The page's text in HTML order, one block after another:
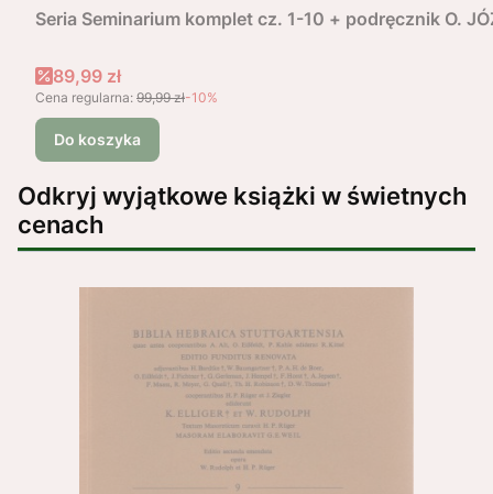
Seria Seminarium komplet cz. 1-10 + podręcznik O.
Cena promocyjna
89,99 zł
Cena regularna: 99,99 zł-10%
Do koszyka
Odkryj wyjątkowe książki w świetnych
cenach